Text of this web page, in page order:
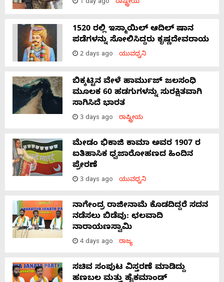
1 day ago ರಾಷ್ಟ್ರೀಯ
1520 ರಲ್ಲಿ ಇಸ್ಮಾಯಿಲ್ ಆದಿಲ್ ಷಾನ
ಪಡೆಗಳನ್ನು ಸೋಲಿಸಿದ್ದರು ಕೃಷ್ಣದೇವರಾಯ
2 days ago ಯುವಧ್ವನಿ
ಬಿಕ್ಕಟ್ಟಿನ ವೇಳೆ ಹಾರ್ಮುಜ್ ಜಲಸಂಧಿ
ಮೂಲಕ 60 ಹಡಗುಗಳನ್ನು ಸುರಕ್ಷಿತವಾಗಿ
ಸಾಗಿಸಿದೆ ಭಾರತ
3 days ago ರಾಷ್ಟ್ರೀಯ
ಮೇಡಂ ಭಿಕಾಜಿ ಕಾಮಾ ಅವರ 1907 ರ
ಐತಿಹಾಸಿಕ ಧ್ವಜಾರೋಹಣದ ಹಿಂದಿನ
ಪ್ರೇರಣೆ
3 days ago ಯುವಧ್ವನಿ
ನಾಗೇಂದ್ರ ರಾಜೀನಾಮೆ ಕೊಡದಿದ್ದರೆ ಸದನ
ನಡೆಸಲು ಬಿಡೆವು: ಛಲವಾದಿ
ನಾರಾಯಣಸ್ವಾಮಿ
4 days ago ರಾಜ್ಯ
ಸಚಿವ ಸಂಪುಟ ವಿಸ್ತರಣೆ ಮಾಡಿದ್ದು
ಹಣಬಲ ಮತ್ತು ಹೈಕಮಾಂಡ್